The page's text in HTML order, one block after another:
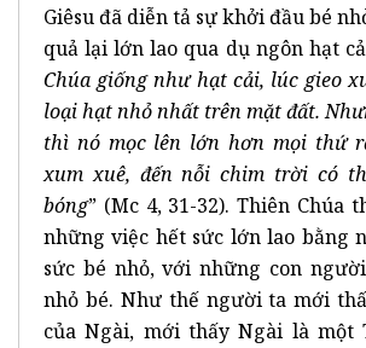
Giêsu đã diễn tả sự khởi đầu bé
quả lại lớn lao qua dụ ngôn hạt
Chúa giống như hạt cải, lúc gieo
loại hạt nhỏ nhất trên mặt đất.
thì nó mọc lên lớn hơn mọi thứ
xum xuê, đến nỗi chim trời có
bóng” (Mc 4, 31-32). Thiên Chúa
những việc hết sức lớn lao bằng
sức bé nhỏ, với những con
nhỏ bé. Như thế người ta mới
của Ngài, mới thấy Ngài là một